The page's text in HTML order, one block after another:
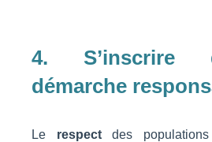
4. S’inscrire
démarche
Le respect
des